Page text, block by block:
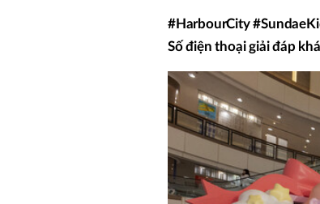
#HarbourCity
Số điện thoại giải đáp